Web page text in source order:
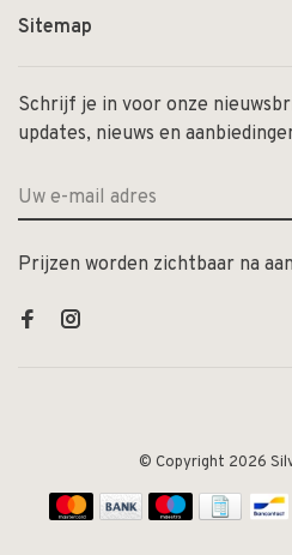
Sitemap
Schrijf je in voor onze
updates, nieuws en
Prijzen worden zichtbaar na
© Copyright 2026